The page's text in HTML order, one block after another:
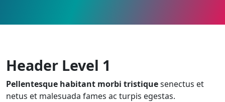
Header Level 1
Pellentesque habitant morbi tristiquesenectus et
netus et malesuada fames ac turpis egestas.